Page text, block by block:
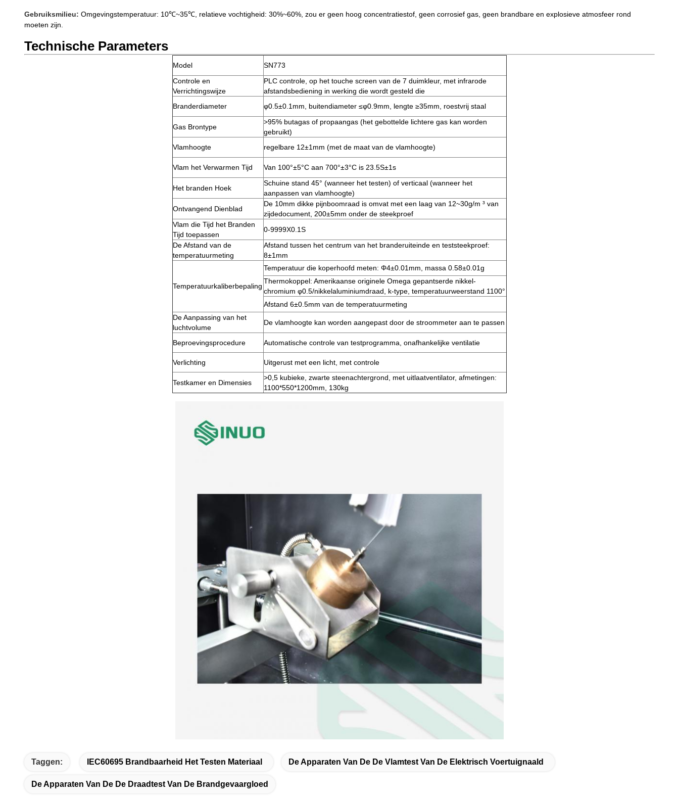
Gebruiksmilieu: Omgevingstemperatuur: 10℃~35℃, relatieve vochtigheid: 30%~60%, zou er geen hoog concentratiestof, geen corrosief gas, geen brandbare en explosieve atmosfeer rond
moeten zijn.
Technische Parameters
Model
SN773
Controle en
Verrichtingswijze
PLC controle, op het touche screen van de 7 duimkleur, met infrarode
afstandsbediening in werking die wordt gesteld die
Branderdiameter
φ0.5±0.1mm, buitendiameter ≤φ0.9mm, lengte ≥35mm, roestvrij staal
Gas Brontype
>95% butagas of propaangas (het gebottelde lichtere gas kan worden
gebruikt)
Vlamhoogte
regelbare 12±1mm (met de maat van de vlamhoogte)
Vlam het Verwarmen Tijd Van 100°±5°C aan 700°±3°C is 23.5S±1s
Het branden Hoek
Schuine stand 45° (wanneer het testen) of verticaal (wanneer het
aanpassen van vlamhoogte)
Ontvangend Dienblad
De 10mm dikke pijnboomraad is omvat met een laag van 12~30g/m ³ van
zijdedocument, 200±5mm onder de steekproef
Vlam die Tijd het Branden
Tijd toepassen
0-9999X0.1S
De Afstand van de
temperatuurmeting
Afstand tussen het centrum van het branderuiteinde en teststeekproef:
8±1mm
Temperatuurkaliberbepaling
Temperatuur die koperhoofd meten: Φ4±0.01mm, massa 0.58±0.01g
Thermokoppel: Amerikaanse originele Omega gepantserde nikkel-
chromium φ0.5/nikkelaluminiumdraad, k-type, temperatuurweerstand 1100°
Afstand 6±0.5mm van de temperatuurmeting
De Aanpassing van het
luchtvolume
De vlamhoogte kan worden aangepast door de stroommeter aan te passen
Beproevingsprocedure Automatische controle van testprogramma, onafhankelijke ventilatie
Verlichting Uitgerust met een licht, met controle
Testkamer en Dimensies
>0,5 kubieke, zwarte steenachtergrond, met uitlaatventilator, afmetingen:
1100*550*1200mm, 130kg
Taggen: IEC60695 Brandbaarheid Het Testen Materiaal De Apparaten Van De De Vlamtest Van De Elektrisch Voertuignaald
De Apparaten Van De De Draadtest Van De Brandgevaargloed